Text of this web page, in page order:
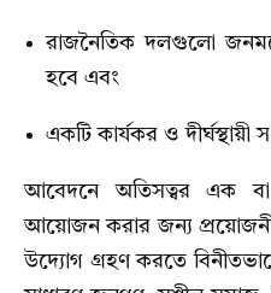
রাজনৈতিক দলগুলো
হবে এবং
একটি কার্যকর ও দীর্ঘস্থায়ী
আবেদনে অতিসত্বর এক
আয়োজন করার জন্য প্রয়োজনীয়
উদ্যোগ গ্রহণ করতে